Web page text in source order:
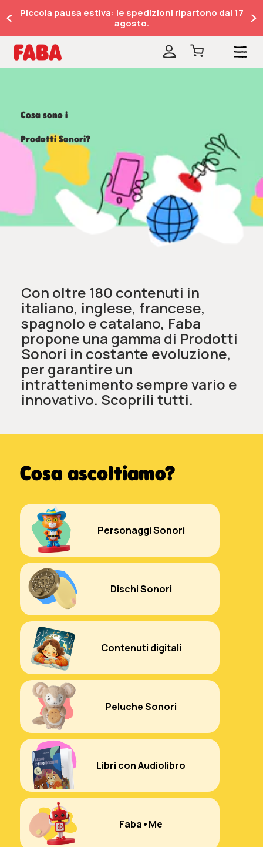
Piccola pausa estiva: le spedizioni ripartono dal 17
agosto.
Cosa sono i
Prodotti Sonori?
Con oltre 180 contenuti in
italiano, inglese, francese,
spagnolo e catalano, Faba
propone una gamma di Prodotti
Sonori in costante evoluzione,
per garantire un
intrattenimento sempre vario e
innovativo. Scoprili tutti.
Cosa ascoltiamo?
Personaggi Sonori
Dischi Sonori
Contenuti digitali
Peluche Sonori
Libri con Audiolibro
Faba•Me